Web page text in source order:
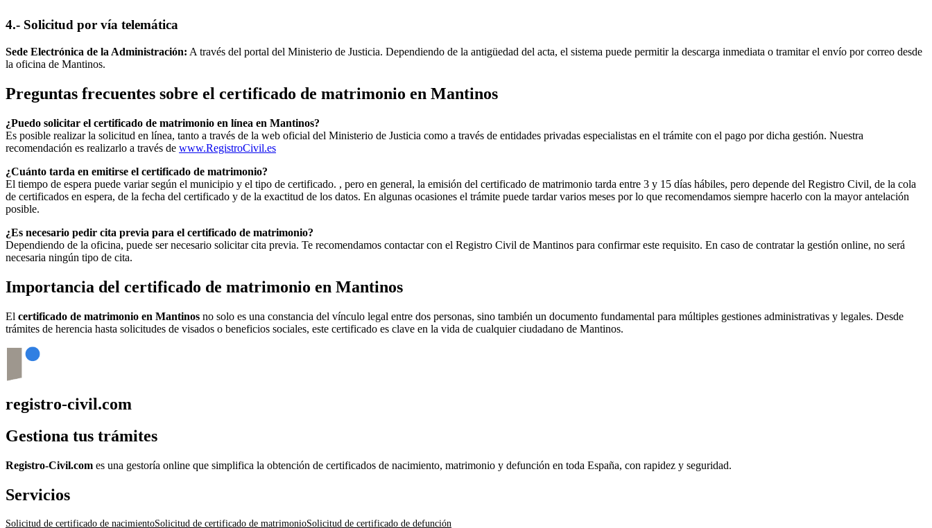
4.- Solicitud por vía telemática
Sede Electrónica de la Administración: A través del portal del Ministerio de Justicia. Dependiendo de la antigüedad del acta, el sistema puede permitir la descarga inmediata o tramitar el envío por correo desde
la oficina de Mantinos.
Preguntas frecuentes sobre el certificado de matrimonio en Mantinos
¿Puedo solicitar el certificado de matrimonio en línea en Mantinos?
Es posible realizar la solicitud en línea, tanto a través de la web oficial del Ministerio de Justicia como a través de entidades privadas especialistas en el trámite con el pago por dicha gestión. Nuestra
recomendación es realizarlo a través de www.RegistroCivil.es
¿Cuánto tarda en emitirse el certificado de matrimonio?
El tiempo de espera puede variar según el municipio y el tipo de certificado. , pero en general, la emisión del certificado de matrimonio tarda entre 3 y 15 días hábiles, pero depende del Registro Civil, de la cola
de certificados en espera, de la fecha del certificado y de la exactitud de los datos. En algunas ocasiones el trámite puede tardar varios meses por lo que recomendamos siempre hacerlo con la mayor antelación
posible.
¿Es necesario pedir cita previa para el certificado de matrimonio?
Dependiendo de la oficina, puede ser necesario solicitar cita previa. Te recomendamos contactar con el Registro Civil de Mantinos para confirmar este requisito. En caso de contratar la gestión online, no será
necesaria ningún tipo de cita.
Importancia del certificado de matrimonio en Mantinos
El certificado de matrimonio en Mantinos no solo es una constancia del vínculo legal entre dos personas, sino también un documento fundamental para múltiples gestiones administrativas y legales. Desde
trámites de herencia hasta solicitudes de visados o beneficios sociales, este certificado es clave en la vida de cualquier ciudadano de Mantinos.
registro-civil.com
Gestiona tus trámites
Registro-Civil.com es una gestoría online que simplifica la obtención de certificados de nacimiento, matrimonio y defunción en toda España, con rapidez y seguridad.
Servicios
Solicitud de certificado de nacimientoSolicitud de certificado de matrimonioSolicitud de certificado de defunción